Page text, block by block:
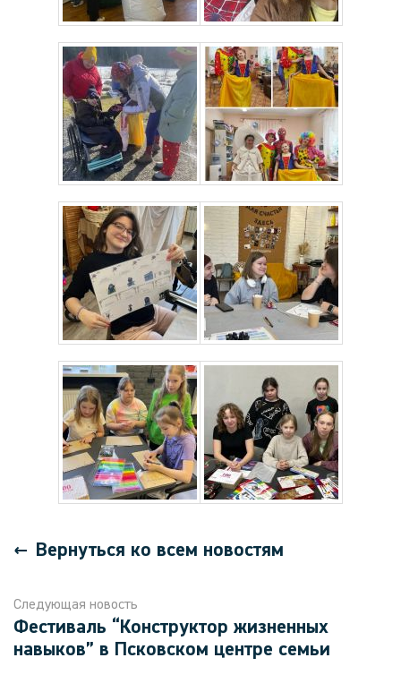
Вернуться ко всем новостям
Следующая новость
Фестиваль “Конструктор жизненных
навыков” в Псковском центре семьи